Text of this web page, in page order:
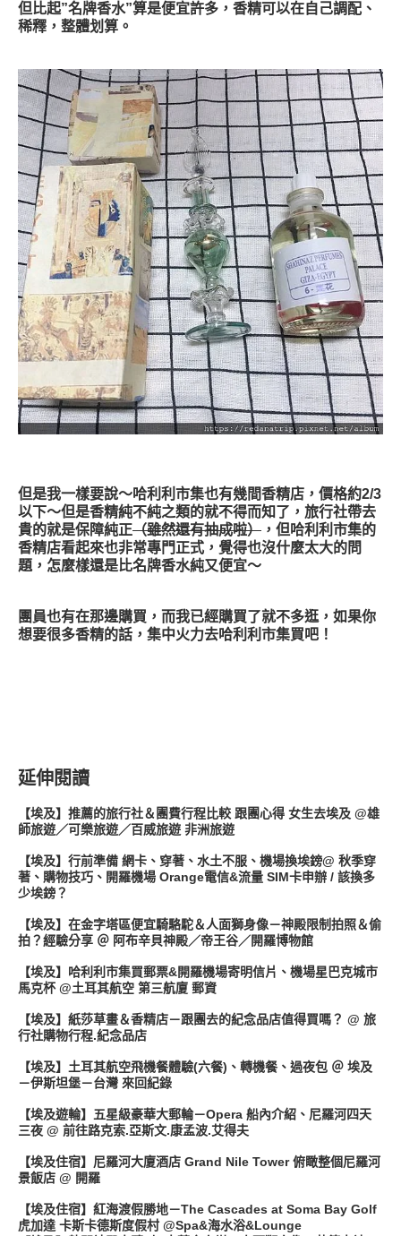
但比起”名牌香水”算是便宜許多，香精可以在自己調配、
稀釋，整體划算。
但是我一樣要說～哈利利市集也有幾間香精店，價格約2/3
以下～但是香精純不純之類的就不得而知了，旅行社帶去
貴的就是保障純正（雖然還有抽成啦） ，但哈利利市集的
香精店看起來也非常專門正式，覺得也沒什麼太大的問
題，怎麼樣還是比名牌香水純又便宜～
團員也有在那邊購買，而我已經購買了就不多逛，如果你
想要很多香精的話，集中火力去哈利利市集買吧！
延伸閱讀
【埃及】推薦的旅行社＆團費行程比較 跟團心得 女生去埃及 @雄
師旅遊／可樂旅遊／百威旅遊 非洲旅遊
【埃及】行前準備 網卡、穿著、水土不服、機場換埃鎊@ 秋季穿
著、購物技巧、開羅機場 Orange電信&流量 SIM卡申辦 / 該換多
少埃鎊？
【埃及】在金字塔區便宜騎駱駝＆人面獅身像－神殿限制拍照＆偷
拍？經驗分享 ＠ 阿布辛貝神殿／帝王谷／開羅博物館
【埃及】哈利利市集買郵票&開羅機場寄明信片、機場星巴克城市
馬克杯 @土耳其航空 第三航廈 郵資
【埃及】紙莎草畫＆香精店－跟團去的紀念品店值得買嗎？ @ 旅
行社購物行程.紀念品店
【埃及】土耳其航空飛機餐體驗(六餐)、轉機餐、過夜包 ＠ 埃及
－伊斯坦堡－台灣 來回紀錄
【埃及遊輪】五星級豪華大郵輪－Opera 船內介紹、尼羅河四天
三夜 @ 前往路克索.亞斯文.康孟波.艾得夫
【埃及住宿】尼羅河大廈酒店 Grand Nile Tower 俯瞰整個尼羅河
景飯店 @ 開羅
【埃及住宿】紅海渡假勝地－The Cascades at Soma Bay Golf
虎加達 卡斯卡德斯度假村 @Spa&海水浴&Lounge